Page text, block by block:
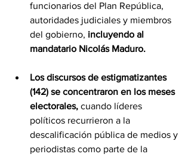
funcionarios del Plan República,
autoridades judiciales y miembros
del gobierno, incluyendo al
mandatario Nicolás Maduro.
Los discursos de estigmatizantes
(142) se concentraron en los meses
electorales, cuando líderes
políticos recurrieron a la
descalificación pública de medios y
periodistas como parte de la